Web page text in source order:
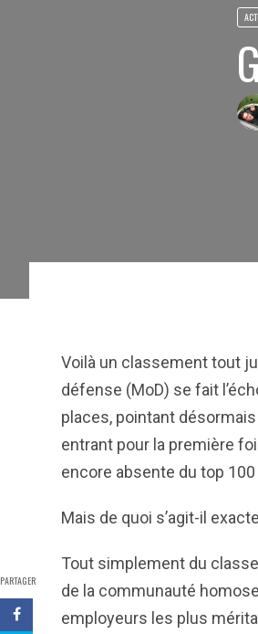
PARTAGER
Voilà un classement tout
défense (MoD) se fait
places, pointant
entrant pour la première
encore absente du top
Mais de quoi s’agit-il
Tout simplement du
de la communauté
employeurs les plus